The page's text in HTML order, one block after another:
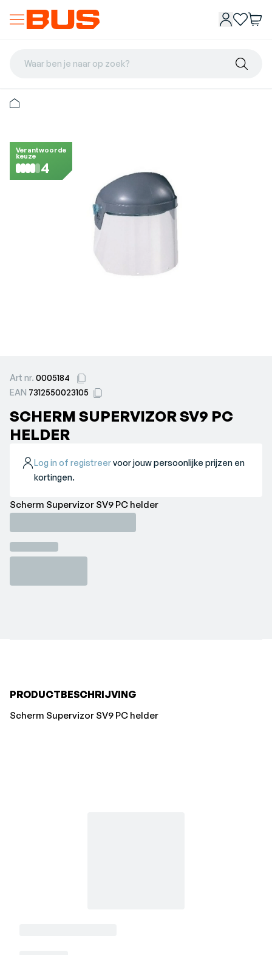
Waar ben je naar op zoek?
Verantwoorde
keuze
4
Art nr. 0005184
EAN 7312550023105
SCHERM SUPERVIZOR SV9 PC
HELDER
Log in of registreervoor jouw persoonlijke prijzen en
kortingen.
Scherm Supervizor SV9 PC helder
PRODUCTBESCHRIJVING
Scherm Supervizor SV9 PC helder